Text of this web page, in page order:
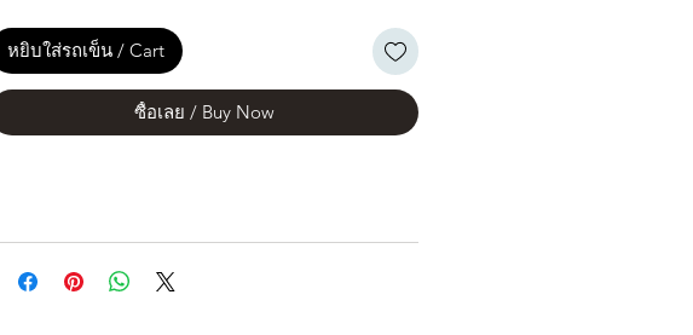
หยิบใส่รถเข็น / Cart
ซื้อเลย / Buy Now